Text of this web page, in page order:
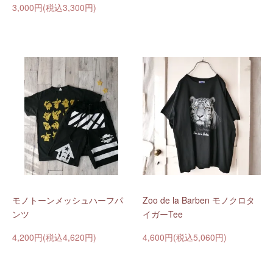
3,000円(税込3,300円)
モノトーンメッシュハーフパ
ンツ
4,200円(税込4,620円)
Zoo de la Barben モノクロタ
イガーTee
4,600円(税込5,060円)